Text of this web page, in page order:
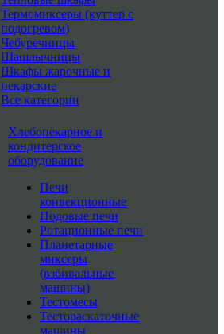
Термомиксеры (куттер с
подогревом)
Чебуречницы
Шашлычницы
Шкафы жарочные и
пекарские
Все категории
Хлебопекарное и
кондитерское
оборудование
Печи
конвекционные
Подовые печи
Ротационные печи
Планетарные
миксеры
(взбивальные
машины)
Тестомесы
Тестораскаточные
машины